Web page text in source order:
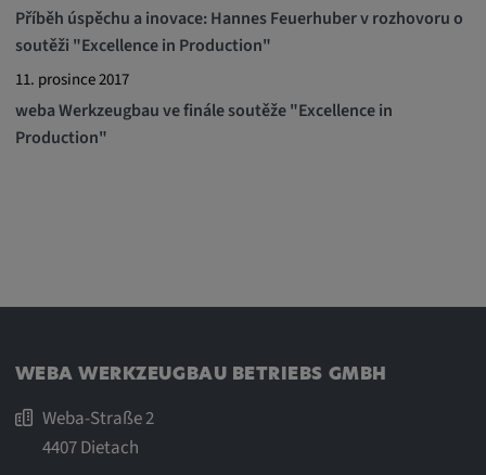
Příběh úspěchu a inovace: Hannes Feuerhuber v rozhovoru o
soutěži "Excellence in Production"
11. prosince 2017
weba Werkzeugbau ve finále soutěže "Excellence in
Production"
WEBA WERKZEUGBAU BETRIEBS GMBH
Weba-Straße 2
4407 Dietach